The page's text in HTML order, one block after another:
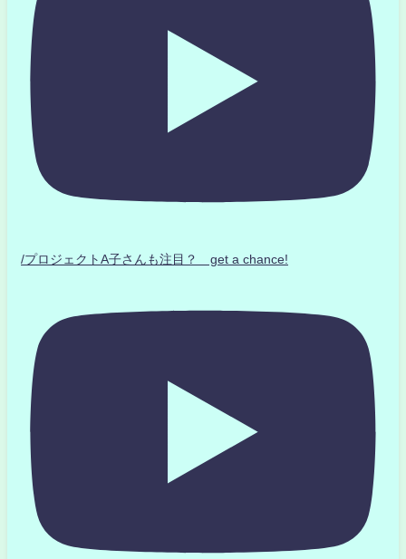
/プロジェクトA子さんも注目？ get a chance!